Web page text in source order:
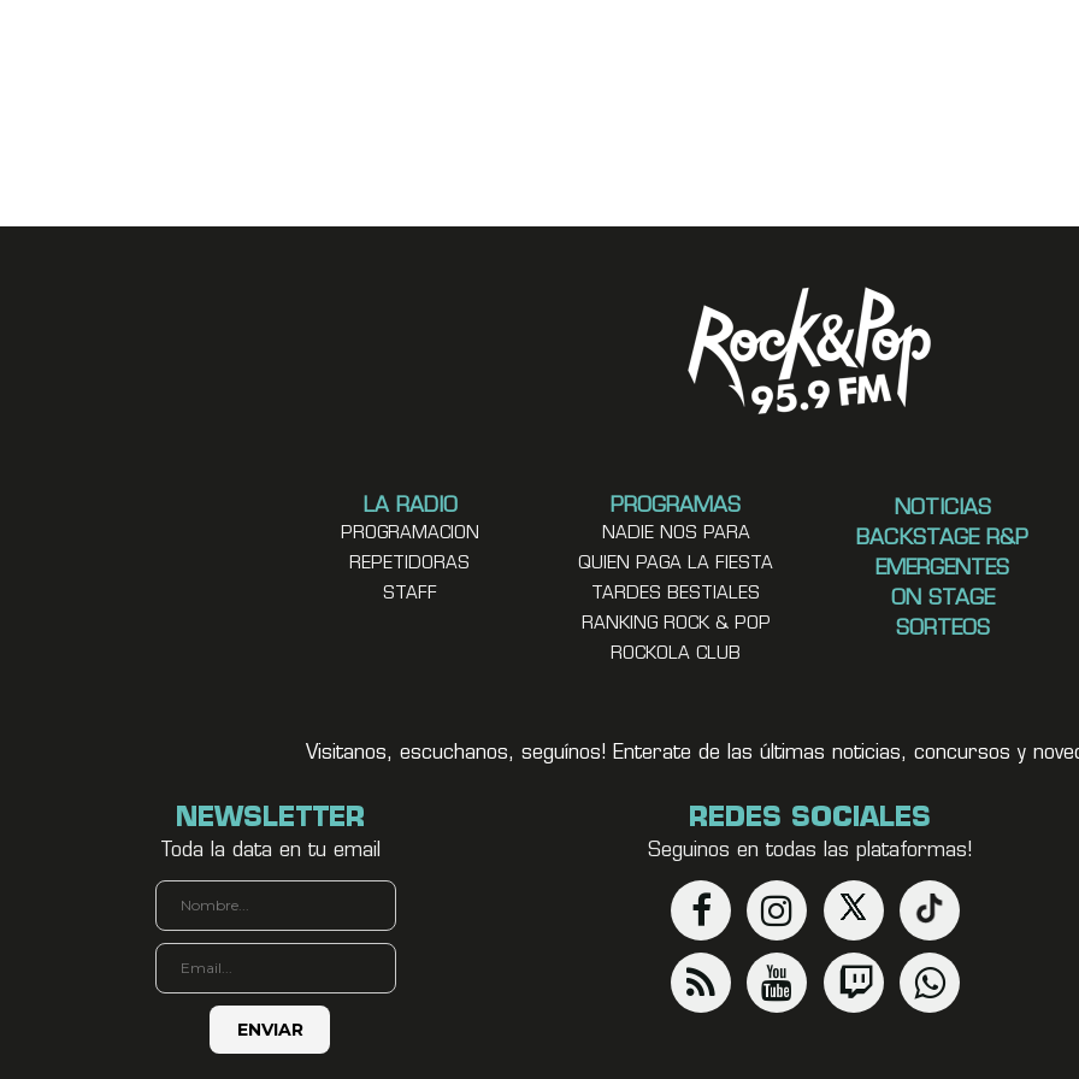
LA RADIO
PROGRAMACION
REPETIDORAS
STAFF
PROGRAMAS
NADIE NOS PARA
QUIEN PAGA LA FIESTA
TARDES BESTIALES
RANKING ROCK & POP
ROCKOLA CLUB
NOTICIAS
BACKSTAGE R&P
EMERGENTES
ON STAGE
SORTEOS
Visitanos, escuchanos, seguínos! Enterate de las últimas noticias, concursos y
NEWSLETTER
Toda la data en tu email
REDES SOCIALES
Seguinos en todas las plataformas!